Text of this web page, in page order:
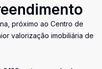
próximo ao Centro de
valorização imobiliária de